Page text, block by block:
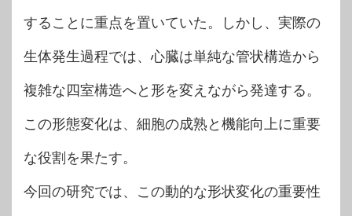
することに重点を置いていた。しかし、実際の
生体発生過程では、心臓は単純な管状構造から
複雑な四室構造へと形を変えながら発達する。
この形態変化は、細胞の成熟と機能向上に重要
な役割を果たす。
今回の研究では、この動的な形状変化の重要性